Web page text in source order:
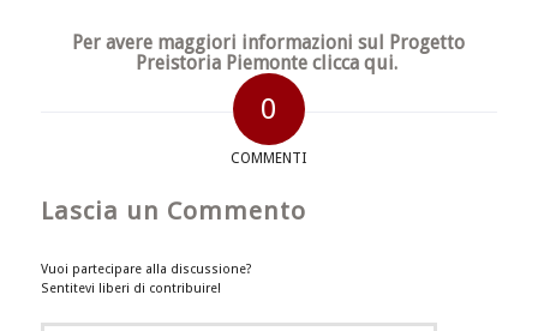
Per avere maggiori informazioni sul Progetto
Preistoria Piemonte clicca qui.
0
COMMENTI
Lascia un Commento
Vuoi partecipare alla discussione?
Sentitevi liberi di contribuire!